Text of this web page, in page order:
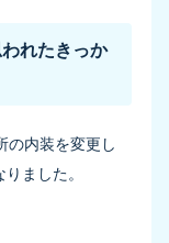
れたきっか
の内装を変更し
ました。